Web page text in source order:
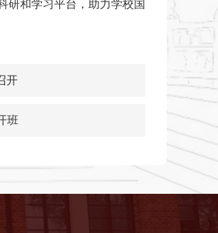
研和学习平台，助力学校国
开
班